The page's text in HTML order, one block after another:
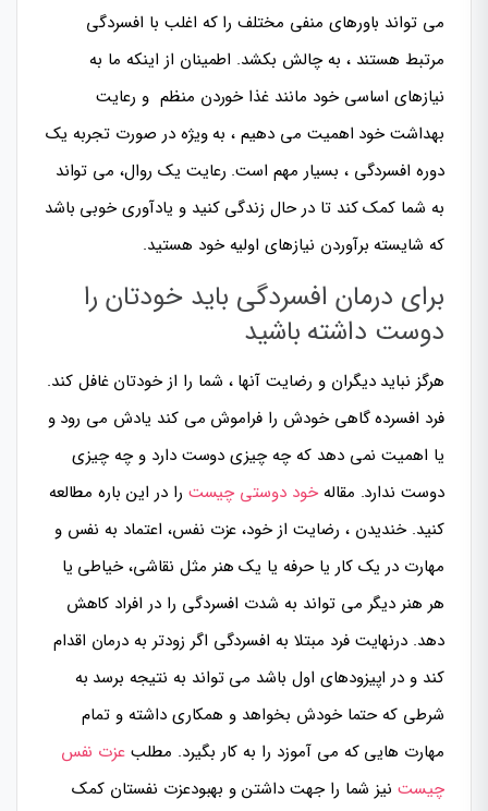
می تواند باورهای منفی مختلف را که اغلب با افسردگی
مرتبط هستند ، به چالش بکشد. اطمینان از اینکه ما به
نیازهای اساسی خود مانند غذا خوردن منظم و رعایت
بهداشت خود اهمیت می دهیم ، به ویژه در صورت تجربه یک
دوره افسردگی ، بسیار مهم است. رعایت یک روال، می تواند
به شما کمک کند تا در حال زندگی کنید و یادآوری خوبی باشد
که شایسته برآوردن نیازهای اولیه خود هستید.
برای درمان افسردگی باید خودتان را
دوست داشته باشید
هرگز نباید دیگران و رضایت آنها ، شما را از خودتان غافل کند.
فرد افسرده گاهی خودش را فراموش می کند یادش می رود و
یا اهمیت نمی دهد که چه چیزی دوست دارد و چه چیزی
دوست ندارد. مقالهخود دوستی چیست را در این باره مطالعه
کنید. خندیدن ، رضایت از خود، عزت نفس، اعتماد به نفس و
مهارت در یک کار یا حرفه یا یک هنر مثل نقاشی، خیاطی یا
هر هنر دیگر می تواند به شدت افسردگی را در افراد کاهش
دهد. درنهایت فرد مبتلا به افسردگی اگر زودتر به درمان اقدام
کند و در اپیزودهای اول باشد می تواند به نتیجه برسد به
شرطی که حتما خودش بخواهد و همکاری داشته و تمام
مهارت هایی که می آموزد را به کار بگیرد. مطلب عزت نفس
چیستنیز شما را جهت داشتن و بهبودعزت نفستان کمک